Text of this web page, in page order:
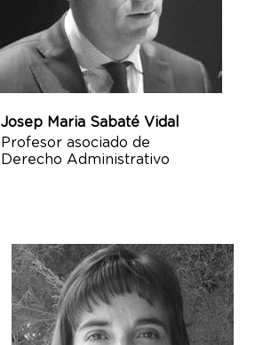
Josep Maria Sabaté Vidal
Profesor asociado de
Derecho Administrativo